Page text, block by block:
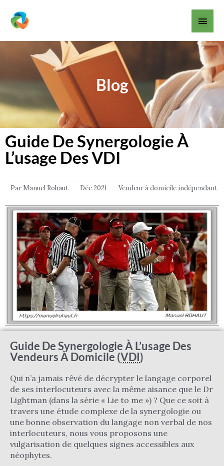
contenu
Blog
Guide De Synergologie À
L’usage Des VDI
Par Manuel Rohaut Déc 2021 Vendeur à domicile indépendant
Guide De Synergologie À L’usage Des
Vendeurs À Domicile (VDI)
Qui n’a jamais rêvé de décrypter le langage corporel
de ses interlocuteurs avec la même aisance que le Dr
Lightman (dans la série « Lie to me ») ? Que ce soit à
travers une étude complexe de la synergologie ou
une bonne observation du langage non verbal de nos
interlocuteurs, nous vous proposons une
vulgarisation de quelques signes accessibles aux
néophytes.